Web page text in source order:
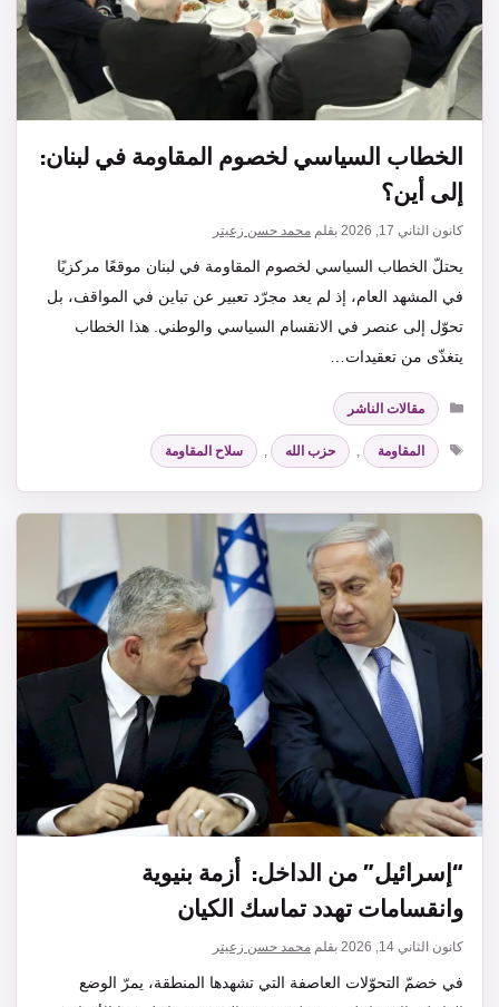
الخطاب السياسي لخصوم المقاومة في لبنان:
إلى أين؟
كانون الثاني 17, 2026 بقلم محمد حسن زعيتر
يحتلّ الخطاب السياسي لخصوم المقاومة في لبنان موقعًا مركزيًا
في المشهد العام، إذ لم يعد مجرّد تعبير عن تباين في المواقف، بل
تحوّل إلى عنصر في الانقسام السياسي والوطني. هذا الخطاب
يتغذّى من تعقيدات…
التصنيفات
مقالات الناشر
الوسوم
المقاومة حزب الله سلاح المقاومة
“إسرائيل” من الداخل: أزمة بنيوية
وانقسامات تهدد تماسك الكيان
كانون الثاني 14, 2026 بقلم محمد حسن زعيتر
في خضمّ التحوّلات العاصفة التي تشهدها المنطقة، يمرّ الوضع